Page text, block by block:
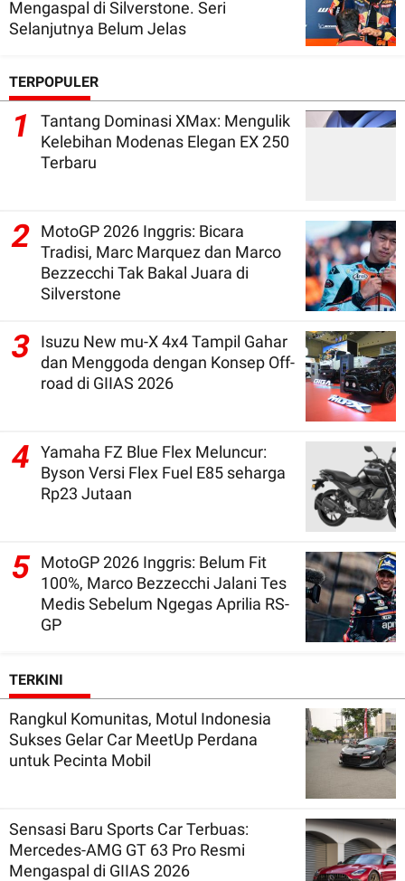
Mengaspal di Silverstone. Seri
Selanjutnya Belum Jelas
TERPOPULER
1
Tantang Dominasi XMax: Mengulik
Kelebihan Modenas Elegan EX 250
Terbaru
2
MotoGP 2026 Inggris: Bicara
Tradisi, Marc Marquez dan Marco
Bezzecchi Tak Bakal Juara di
Silverstone
3
Isuzu New mu-X 4x4 Tampil Gahar
dan Menggoda dengan Konsep Off-
road di GIIAS 2026
4
Yamaha FZ Blue Flex Meluncur:
Byson Versi Flex Fuel E85 seharga
Rp23 Jutaan
5 MotoGP 2026 Inggris: Belum Fit
100%, Marco Bezzecchi Jalani Tes
Medis Sebelum Ngegas Aprilia RS-
GP
TERKINI
Rangkul Komunitas, Motul Indonesia
Sukses Gelar Car MeetUp Perdana
untuk Pecinta Mobil
Sensasi Baru Sports Car Terbuas:
Mercedes-AMG GT 63 Pro Resmi
Mengaspal di GIIAS 2026